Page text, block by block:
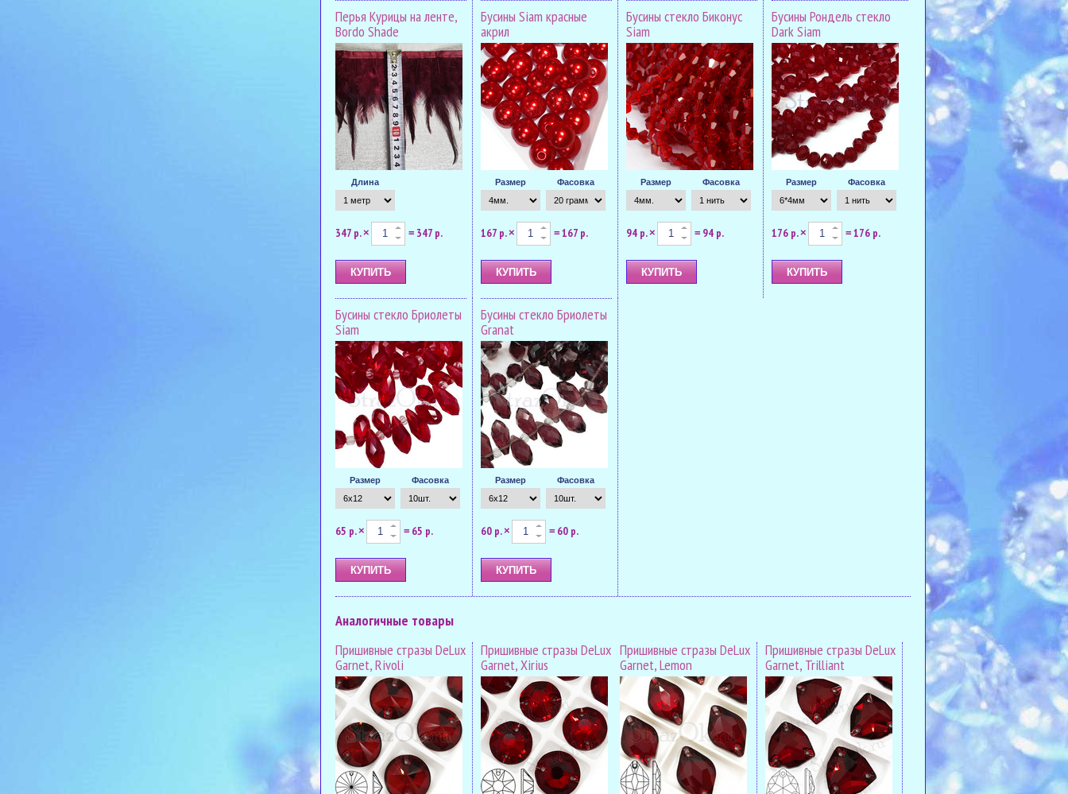
Перья Курицы на ленте,
Bordo Shade
Длина
347 р.× = 347 р.
Бусины Siam красные
акрил
Размер Фасовка
167 р.× = 167 р.
Бусины стекло Биконус
Siam
Размер Фасовка
94 р.× = 94 р.
Бусины Рондель стекло
Dark Siam
Размер Фасовка
176 р.× = 176 р.
Бусины стекло Бриолеты
Siam
Размер Фасовка
65 р.× = 65 р.
Бусины стекло Бриолеты
Granat
Размер Фасовка
60 р.× = 60 р.
Аналогичные товары
Пришивные стразы DeLux
Garnet, Rivoli
Пришивные стразы DeLux
Garnet, Xirius
Пришивные стразы DeLux
Garnet, Lemon
Пришивные стразы DeLux
Garnet, Trilliant